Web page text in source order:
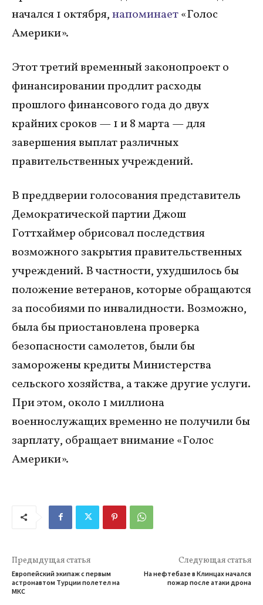
начался 1 октября,напоминает«Голос
Америки».
Этот третий временный законопроект о
финансировании продлит расходы
прошлого финансового года до двух
крайних сроков — 1 и 8 марта — для
завершения выплат различных
правительственных учреждений.
В преддверии голосования представитель
Демократической партии Джош
Готтхаймер обрисовал последствия
возможного закрытия правительственных
учреждений. В частности, ухудшилось бы
положение ветеранов, которые обращаются
за пособиями по инвалидности. Возможно,
была бы приостановлена проверка
безопасности самолетов, были бы
заморожены кредиты Министерства
сельского хозяйства, а также другие услуги.
При этом, около 1 миллиона
военнослужащих временно не получили бы
зарплату, обращает внимание «Голос
Америки».
Предыдущая статья
Европейский экипаж с первым
астронавтом Турции полетел на
МКС
Следующая статья
На нефтебазе в Клинцах начался
пожар после атаки дрона